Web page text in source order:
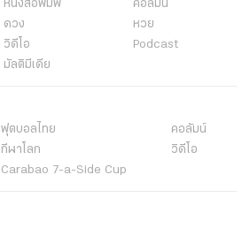
หนังสือพิมพ์
คอลัมน์
ดวง
หวย
วิดีโอ
Podcast
มัลติมีเดีย
ฟุตบอลไทย
คอลัมน์
กีฬาโลก
วิดีโอ
Carabao 7-a-Side Cup